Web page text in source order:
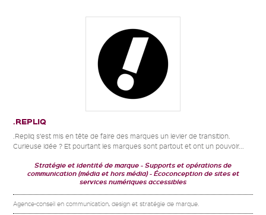
.REPLIQ
.Repliq s’est mis en tête de faire des marques un levier de transition.
Curieuse idée ? Et pourtant les marques sont partout et ont un pouvoir...
Stratégie et identité de marque
Supports et opérations de
communication (média et hors média)
Écoconception de sites et
services numériques accessibles
Agence-conseil en communication, design et stratégie de marque.